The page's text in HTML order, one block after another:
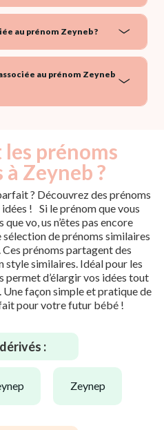
au prénom Zeyneb ?
au prénom Zeyneb
prénoms
Zeyneb ?
? Découvrez des prénoms
! Si le prénom que vous
vo, us n’êtes pas encore
de prénoms similaires
prénoms partagent des
style similaires. Idéal pour les
permet d’élargir vos idées tout
façon simple et pratique de
pour votre futur bébé !
:
zeynep